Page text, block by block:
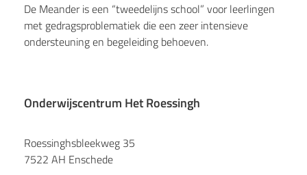
De Meander is een “tweedelijns school” voor leerlingen
met gedragsproblematiek die een zeer intensieve
ondersteuning en begeleiding behoeven.
Onderwijscentrum Het Roessingh
Roessinghsbleekweg 35
7522 AH Enschede